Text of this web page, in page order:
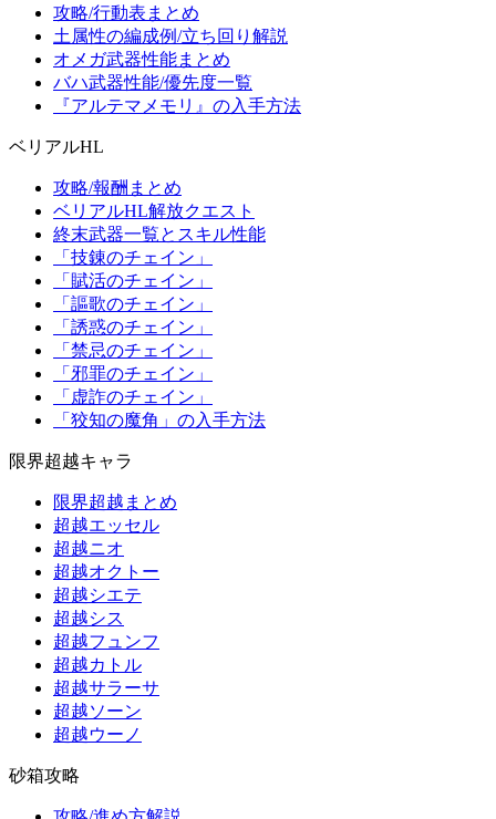
攻略/行動表まとめ
土属性の編成例/立ち回り解説
オメガ武器性能まとめ
バハ武器性能/優先度一覧
『アルテマメモリ』の入手方法
ベリアルHL
攻略/報酬まとめ
ベリアルHL解放クエスト
終末武器一覧とスキル性能
「技錬のチェイン」
「賦活のチェイン」
「謳歌のチェイン」
「誘惑のチェイン」
「禁忌のチェイン」
「邪罪のチェイン」
「虚詐のチェイン」
「狡知の魔角」の入手方法
限界超越キャラ
限界超越まとめ
超越エッセル
超越ニオ
超越オクトー
超越シエテ
超越シス
超越フュンフ
超越カトル
超越サラーサ
超越ソーン
超越ウーノ
砂箱攻略